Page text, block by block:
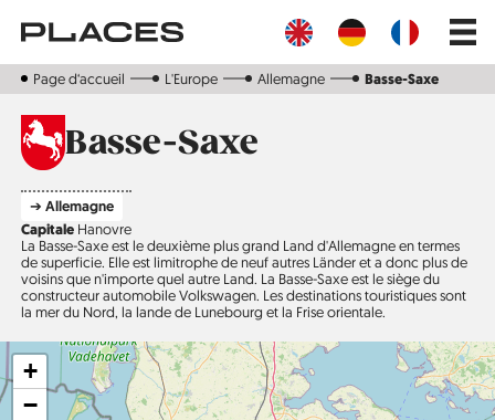
contenu
Main
Page d‘accueil L'Europe Allemagne Basse-Saxe
Basse-Saxe
➔ Allemagne
Capitale Hanovre
La Basse-Saxe est le deuxième plus grand Land d'Allemagne en termes
de superficie. Elle est limitrophe de neuf autres Länder et a donc plus de
voisins que n'importe quel autre Land. La Basse-Saxe est le siège du
constructeur automobile Volkswagen. Les destinations touristiques sont
la mer du Nord, la lande de Lunebourg et la Frise orientale.
+
−